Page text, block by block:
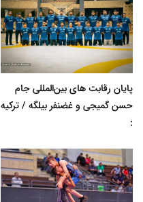
پایان رقابت های بین‌المللی جام
حسن گمیجی و غضنفر بیلگه / ترکیه
: